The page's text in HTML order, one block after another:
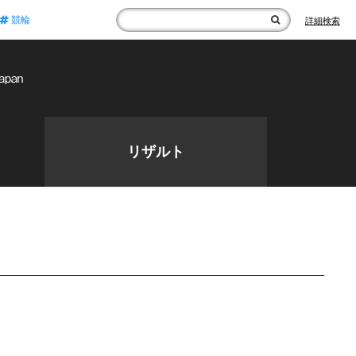
競輪 詳細検索
リザルト